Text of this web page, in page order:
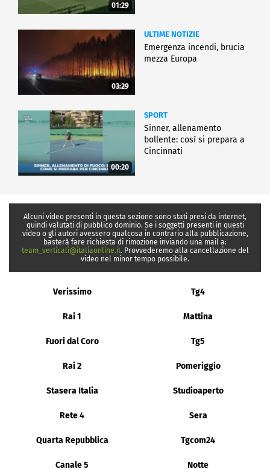
01:29
03:29
ULTIME NOTIZIE
Emergenza incendi, brucia
mezza Europa
00:20
SPORT
Sinner, allenamento
bollente: così si prepara a
Cincinnati
Alcuni video presenti in questa sezione sono stati presi da internet,
quindi valutati di pubblico dominio. Se i soggetti presenti in questi
video o gli autori avessero qualcosa in contrario alla pubblicazione,
basterà fare richiesta di rimozione inviando una mail a:
team_verticali@italiaonline.it. Provvederemo alla cancellazione del
video nel minor tempo possibile.
Verissimo Tg4
Rai 1 Mattina
Fuori dal Coro Tg5
Rai 2 Pomeriggio
Stasera Italia Studioaperto
Rete 4 Sera
Quarta Repubblica Tgcom24
Canale 5 Notte